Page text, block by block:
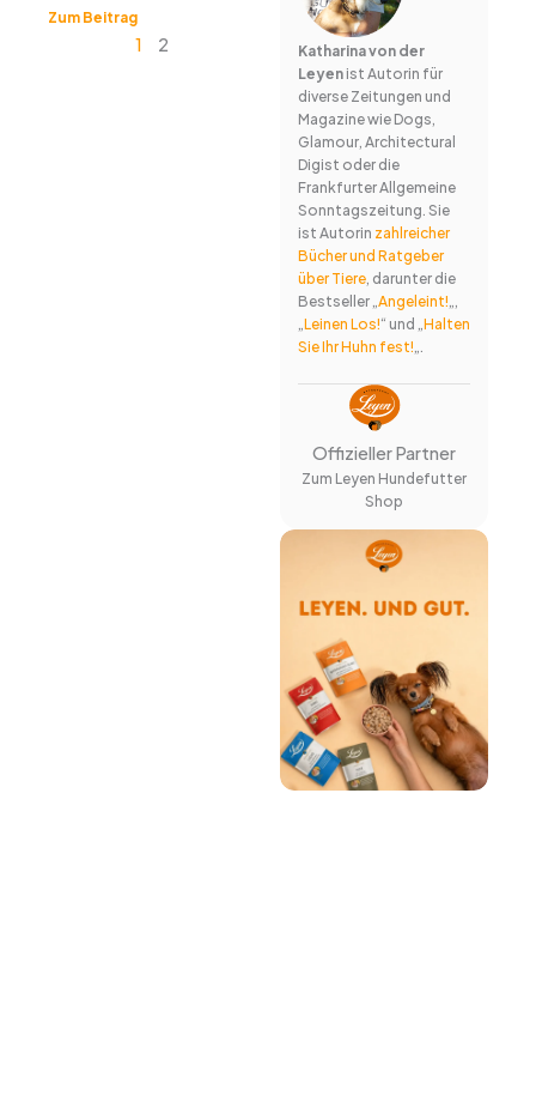
Zum Beitrag
1 2
Katharina von der
Leyenist Autorin für
diverse Zeitungen und
Magazine wie Dogs,
Glamour, Architectural
Digist oder die
Frankfurter Allgemeine
Sonntagszeitung. Sie
ist Autorin zahlreicher
Bücher und Ratgeber
über Tiere, darunter die
Bestseller „Angeleint!„,
„Leinen Los!“ und „Halten
Sie Ihr Huhn fest!„.
Offizieller Partner
Zum Leyen Hundefutter
Shop